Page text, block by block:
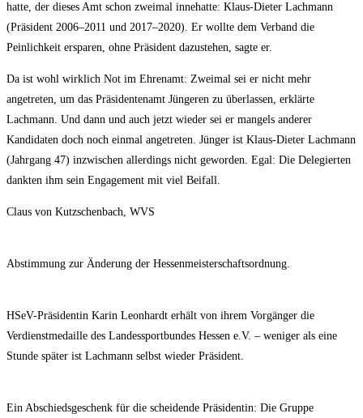
hatte, der dieses Amt schon zweimal innehatte: Klaus-Dieter Lachmann
(Präsident 2006–2011 und 2017–2020). Er wollte dem Verband die
Peinlichkeit ersparen, ohne Präsident dazustehen, sagte er.
Da ist wohl wirklich Not im Ehrenamt: Zweimal sei er nicht mehr
angetreten, um das Präsidentenamt Jüngeren zu überlassen, erklärte
Lachmann. Und dann und auch jetzt wieder sei er mangels anderer
Kandidaten doch noch einmal angetreten. Jünger ist Klaus-Dieter Lachmann
(Jahrgang 47) inzwischen allerdings nicht geworden. Egal: Die Delegierten
dankten ihm sein Engagement mit viel Beifall.
Claus von Kutzschenbach, WVS
Abstimmung zur Änderung der Hessenmeisterschaftsordnung.
HSeV-Präsidentin Karin Leonhardt erhält von ihrem Vorgänger die
Verdienstmedaille des Landessportbundes Hessen e.V. – weniger als eine
Stunde später ist Lachmann selbst wieder Präsident.
Ein Abschiedsgeschenk für die scheidende Präsidentin: Die Gruppe